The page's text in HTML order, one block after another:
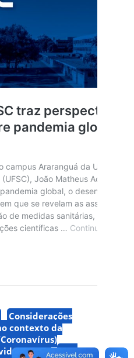
Considerações
contexto da
19 UFSC
João